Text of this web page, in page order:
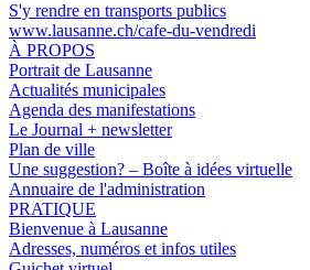
S'y rendre en transports publics
www.lausanne.ch/cafe-du-vendredi
À PROPOS
Portrait de Lausanne
Actualités municipales
Agenda des manifestations
Le Journal + newsletter
Plan de ville
Une suggestion? – Boîte à idées virtuelle
Annuaire de l'administration
PRATIQUE
Bienvenue à Lausanne
Adresses, numéros et infos utiles